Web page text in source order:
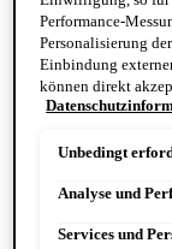
Performance-
Personalisierung
Einbindung
können direkt
Einwilligung
speichern"). Die
Unbedingt
Analyse und
Services und